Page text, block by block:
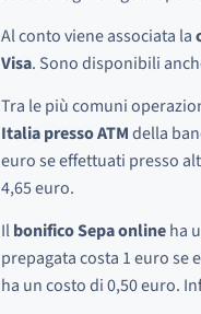
Al conto viene associata la
Visa. Sono disponibili
Tra le più comuni
Italia presso ATMdella
euro se effettuati presso
4,65 euro.
Ilbonifico Sepa onlineha
prepagata costa 1 euro
ha un costo di 0,50 euro.